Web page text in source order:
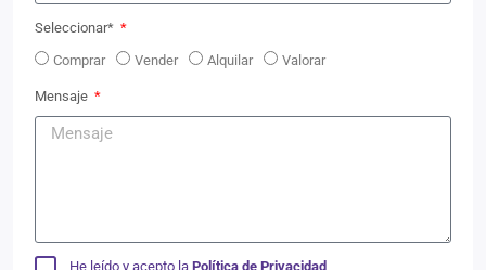
Seleccionar*
Comprar
Vender Alquilar Valorar
Mensaje
He leído y acepto la Política de Privacidad